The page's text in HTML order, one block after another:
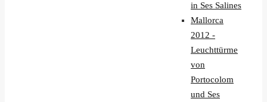
in Ses Salines
Mallorca
2012 -
Leuchttürme
von
Portocolom
und Ses